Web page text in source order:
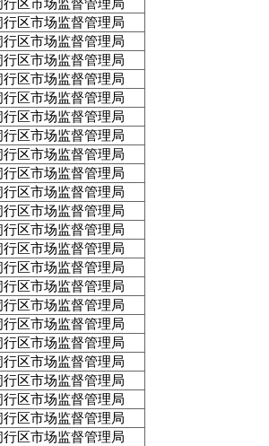
行区市场监督管理局
行区市场监督管理局
行区市场监督管理局
行区市场监督管理局
行区市场监督管理局
行区市场监督管理局
行区市场监督管理局
行区市场监督管理局
行区市场监督管理局
行区市场监督管理局
行区市场监督管理局
行区市场监督管理局
行区市场监督管理局
行区市场监督管理局
行区市场监督管理局
行区市场监督管理局
行区市场监督管理局
行区市场监督管理局
行区市场监督管理局
行区市场监督管理局
行区市场监督管理局
行区市场监督管理局
行区市场监督管理局